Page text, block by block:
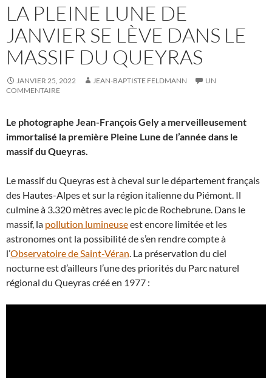
LA PLEINE LUNE DE
JANVIER SE LÈVE DANS LE
MASSIF DU QUEYRAS
JANVIER 25, 2022 JEAN-BAPTISTE FELDMANN
UN
COMMENTAIRE
Le photographe Jean-François Gely a merveilleusement
immortalisé la première Pleine Lune de l’année dans le
massif du Queyras.
Le massif du Queyras est à cheval sur le département français
des Hautes-Alpes et sur la région italienne du Piémont. Il
culmine à 3.320 mètres avec le pic de Rochebrune. Dans le
massif, la pollution lumineuseest encore limitée et les
astronomes ont la possibilité de s’en rendre compte à
l’Observatoire de Saint-Véran. La préservation du ciel
nocturne est d’ailleurs l’une des priorités du Parc naturel
régional du Queyras créé en 1977 :